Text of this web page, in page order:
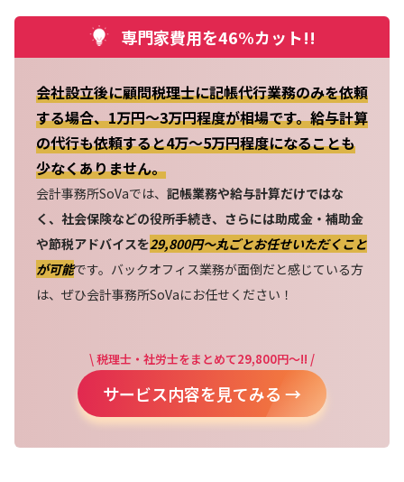
専門家費用を46%カット!!
会社設立後に顧問税理士に記帳代行業務のみを依頼
する場合、1万円～3万円程度が相場です。給与計算
の代行も依頼すると4万～5万円程度になることも
少なくありません。
会計事務所SoVaでは、 記帳業務や給与計算だけではな
く、社会保険などの役所手続き、さらには助成金・補助金
や節税アドバイスを29,800円〜丸ごとお任せいただくこと
が可能です。バックオフィス業務が面倒だと感じている方
は、ぜひ会計事務所SoVaにお任せください！
\ 税理士・社労士をまとめて29,800円～!! /
サービス内容を見てみる →